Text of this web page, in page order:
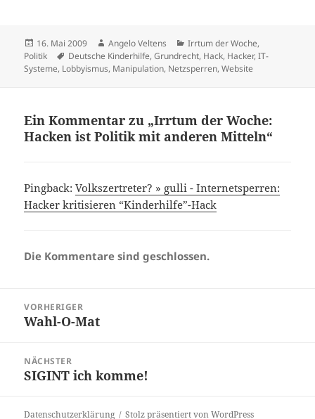
Veröffentlicht
am
16. Mai 2009 Autor
Angelo Veltens Kategorien
Irrtum der Woche,
Politik
Schlagwörter
Deutsche Kinderhilfe,Grundrecht, Hack, Hacker,IT-
Systeme, Lobbyismus, Manipulation, Netzsperren,Website
Ein Kommentar zu „Irrtum der Woche:
Hacken ist Politik mit anderen Mitteln“
Pingback:Volkszertreter? » gulli - Internetsperren:
Hacker kritisieren “Kinderhilfe”-Hack
Die Kommentare sind geschlossen.
VORHERIGER
Vorheriger
Wahl-O-Mat
NÄCHSTER
Nächster
SIGINT ich komme!
Datenschutzerklärung Stolz präsentiert von WordPress